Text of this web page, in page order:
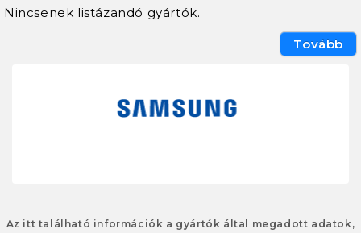
Nincsenek listázandó gyártók.
Tovább
Az itt található információk a gyártók által megadott adatok,